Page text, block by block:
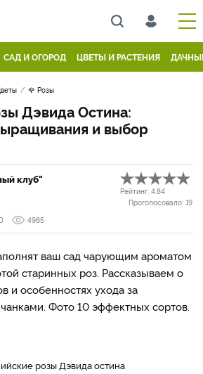
САД И ОГОРОД ЦВЕТЫ И РАСТЕНИЯ
🌹 Розы
Дэвида Остина:
и выбор
клуб"
Рейтинг: 4.84
Проголосовало: 19
4985
ваш сад чарующим ароматом
старинных роз. Рассказываем о
и особенностях ухода за
Фото 10 эффектных сортов.
розы Дэвида остина